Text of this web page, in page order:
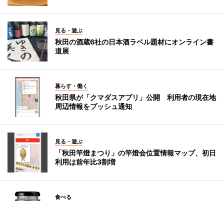
見る・遊ぶ
秋田の酒蔵6社の日本酒ラベル題材にオンライン書
道展
暮らす・働く
秋田県が「クマダスアプリ」公開 利用者の現在地
周辺情報をプッシュ通知
見る・遊ぶ
「秋田竿燈まつり」の竿燈会位置情報マップ、初日
利用は前年比3割増
食べる